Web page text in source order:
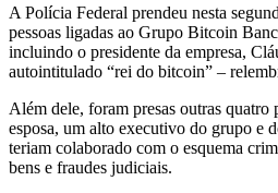
A Polícia Federal prendeu nesta
pessoas ligadas ao Grupo Bitcoin
incluindo o presidente da empresa,
autointitulado “rei do bitcoin” –
Além dele, foram presas outras quatro
esposa, um alto executivo do grupo e
teriam colaborado com o esquema
bens e fraudes judiciais.